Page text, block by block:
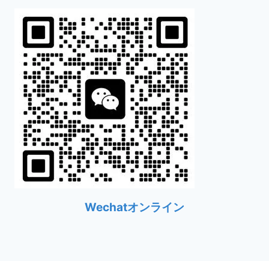
Wechatオンライン